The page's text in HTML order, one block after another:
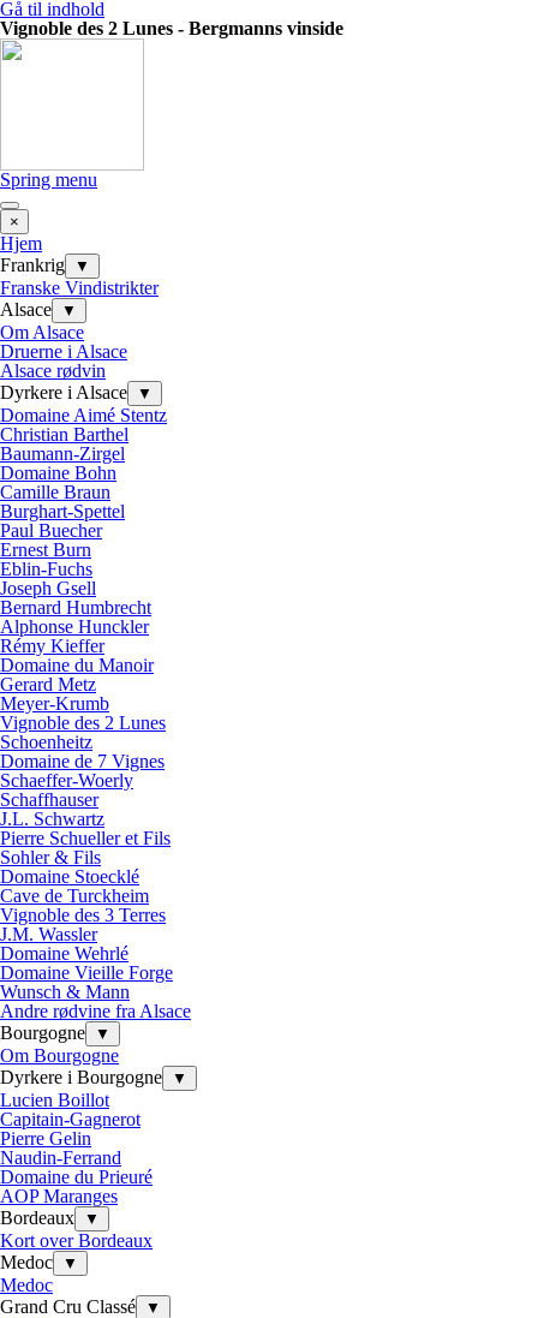
Gå til indhold
Vignoble des 2 Lunes - Bergmanns vinside
Spring menu
×
Hjem
Frankrig
▼
Franske Vindistrikter
Alsace
▼
Om Alsace
Druerne i Alsace
Alsace rødvin
Dyrkere i Alsace
▼
Domaine Aimé Stentz
Christian Barthel
Baumann-Zirgel
Domaine Bohn
Camille Braun
Burghart-Spettel
Paul Buecher
Ernest Burn
Eblin-Fuchs
Joseph Gsell
Bernard Humbrecht
Alphonse Hunckler
Rémy Kieffer
Domaine du Manoir
Gerard Metz
Meyer-Krumb
Vignoble des 2 Lunes
Schoenheitz
Domaine de 7 Vignes
Schaeffer-Woerly
Schaffhauser
J.L. Schwartz
Pierre Schueller et Fils
Sohler & Fils
Domaine Stoecklé
Cave de Turckheim
Vignoble des 3 Terres
J.M. Wassler
Domaine Wehrlé
Domaine Vieille Forge
Wunsch & Mann
Andre rødvine fra Alsace
Bourgogne
▼
Om Bourgogne
Dyrkere i Bourgogne
▼
Lucien Boillot
Capitain-Gagnerot
Pierre Gelin
Naudin-Ferrand
Domaine du Prieuré
AOP Maranges
Bordeaux
▼
Kort over Bordeaux
Medoc
▼
Medoc
Grand Cru Classé
▼